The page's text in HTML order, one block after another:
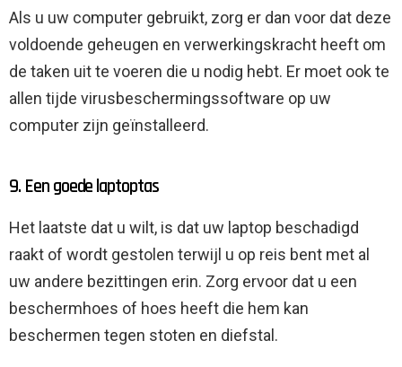
Als u uw computer gebruikt, zorg er dan voor dat deze
voldoende geheugen en verwerkingskracht heeft om
de taken uit te voeren die u nodig hebt. Er moet ook te
allen tijde virusbeschermingssoftware op uw
computer zijn geïnstalleerd.
9. Een goede laptoptas
Het laatste dat u wilt, is dat uw laptop beschadigd
raakt of wordt gestolen terwijl u op reis bent met al
uw andere bezittingen erin. Zorg ervoor dat u een
beschermhoes of hoes heeft die hem kan
beschermen tegen stoten en diefstal.